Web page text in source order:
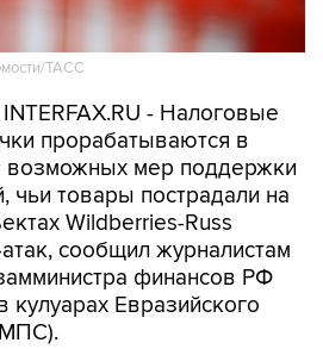
ТАСС
- Налоговые
прорабатываются в
возможных мер поддержки
чьи товары пострадали на
Wildberries-Russ
сообщил журналистам
финансов РФ
Евразийского